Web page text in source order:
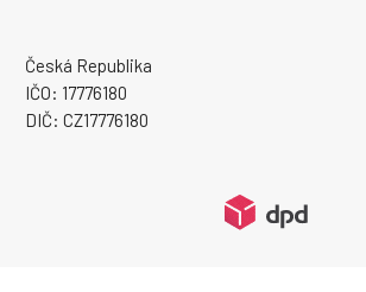
Česká Republika
IČO: 17776180
DIČ: CZ17776180